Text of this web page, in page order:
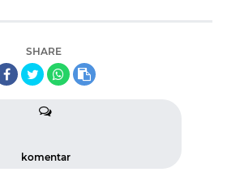
SHARE
komentar